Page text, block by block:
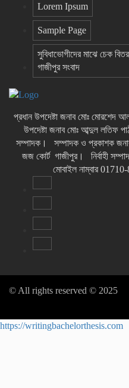
Lorem Ipsum
Sample Page
সুবিধাভোগীদের মাঝে চেক
গাজীপুর সংবাদ
প্রধান উপদেষ্টা জনাব মোঃ
উপদেষ্টা জনাব মোঃ আব্দুল লতিফ
সম্পাদক। সম্পাদক ও প্রকাশক
জজ কোর্ট গাজীপুর। নির্বাহী
মোবাইল নাম্বার
© All rights reserved © 2025
https://writingbachelorthesis.com